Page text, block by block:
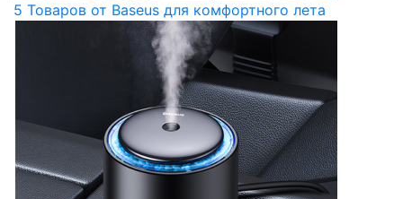
5 Товаров от Baseus для комфортного лета